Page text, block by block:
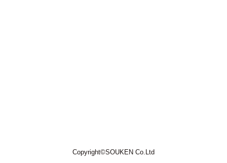
Copyright©SOUKEN Co.Ltd